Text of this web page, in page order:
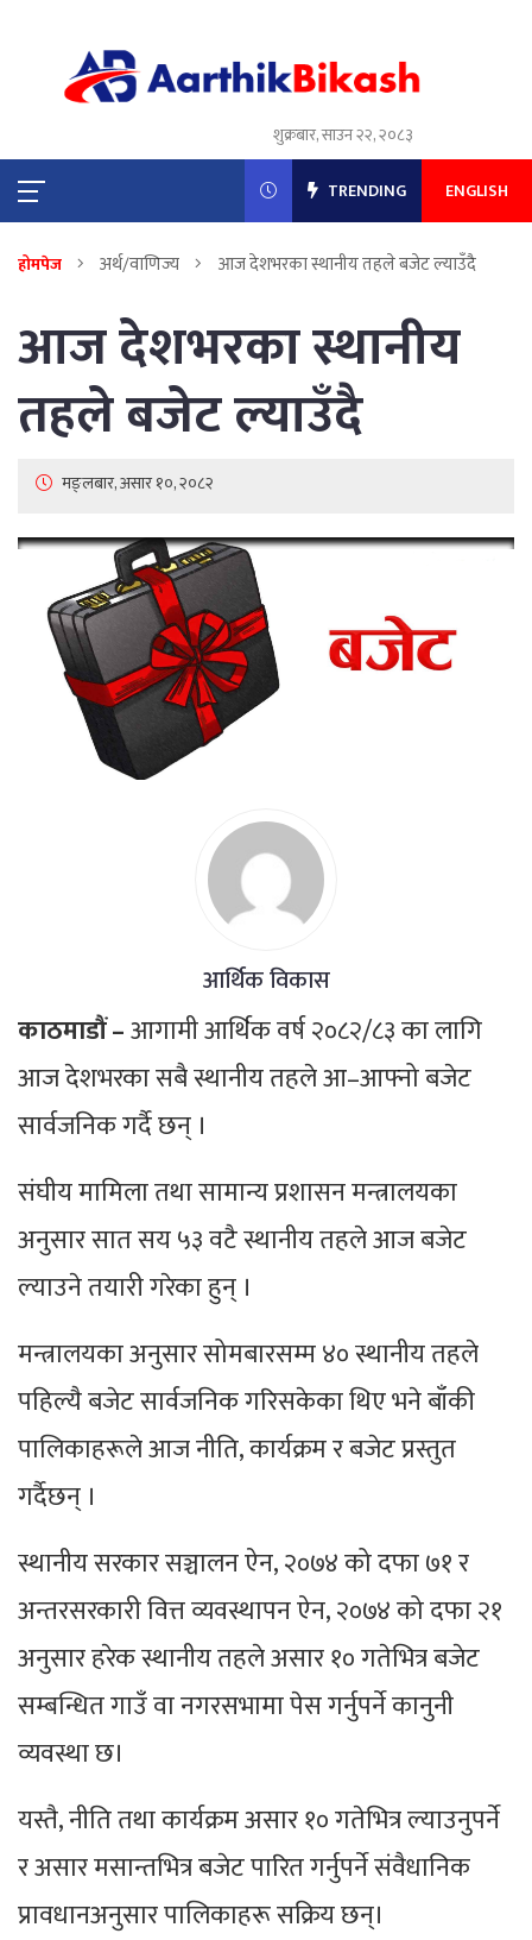
शुक्रबार, साउन २२, २०८३
TRENDING ENGLISH
होमपेज अर्थ/वाणिज्य आज देशभरका स्थानीय तहले बजेट ल्याउँदै
आज देशभरका स्थानीय
तहले बजेट ल्याउँदै
मङ्लबार, असार १०, २०८२
आर्थिक विकास
काठमाडौं –आगामी आर्थिक वर्ष २०८२/८३ का लागि
आज देशभरका सबै स्थानीय तहले आ–आफ्नो बजेट
सार्वजनिक गर्दै छन् ।
संघीय मामिला तथा सामान्य प्रशासन मन्त्रालयका
अनुसार सात सय ५३ वटै स्थानीय तहले आज बजेट
ल्याउने तयारी गरेका हुन् ।
मन्त्रालयका अनुसार सोमबारसम्म ४० स्थानीय तहले
पहिल्यै बजेट सार्वजनिक गरिसकेका थिए भने बाँकी
पालिकाहरूले आज नीति, कार्यक्रम र बजेट प्रस्तुत
गर्दैछन् ।
स्थानीय सरकार सञ्चालन ऐन, २०७४ को दफा ७१ र
अन्तरसरकारी वित्त व्यवस्थापन ऐन, २०७४ को दफा २१
अनुसार हरेक स्थानीय तहले असार १० गतेभित्र बजेट
सम्बन्धित गाउँ वा नगरसभामा पेस गर्नुपर्ने कानुनी
व्यवस्था छ।
यस्तै, नीति तथा कार्यक्रम असार १० गतेभित्र ल्याउनुपर्ने
र असार मसान्तभित्र बजेट पारित गर्नुपर्ने संवैधानिक
प्रावधानअनुसार पालिकाहरू सक्रिय छन्।